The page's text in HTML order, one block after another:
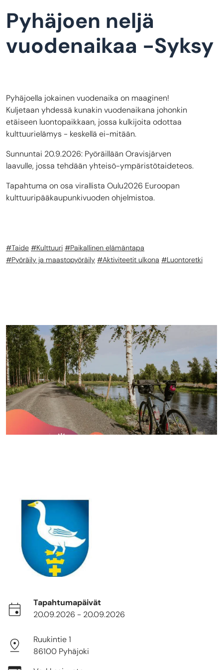
Tapahtumapäivät
20.09.2026 - 20.09.2026
Ruukintie 1
86100 Pyhäjoki
Pyhäjoen neljä
vuodenaikaa -Syksy
Pyhäjoella jokainen vuodenaika on maaginen!
Kuljetaan yhdessä kunakin vuodenaikana johonkin
etäiseen luontopaikkaan, jossa kulkijoita odottaa
kulttuurielämys - keskellä ei-mitään.
Sunnuntai 20.9.2026: Pyöräillään Oravisjärven
laavulle, jossa tehdään yhteisö-ympäristötaideteos.
Tapahtuma on osa virallista Oulu2026 Euroopan
kulttuuripääkaupunkivuoden ohjelmistoa.
Taide Kulttuuri
Paikallinen elämäntapa
Pyöräily ja maastopyöräily
Aktiviteetit ulkona Luontoretki